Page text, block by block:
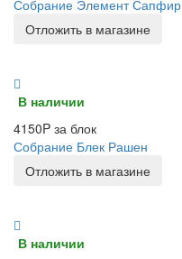
Собрание Элемент Сапфир
Отложить в магазине
В наличии
4150P за блок
Собрание Блек Рашен
Отложить в магазине
В наличии